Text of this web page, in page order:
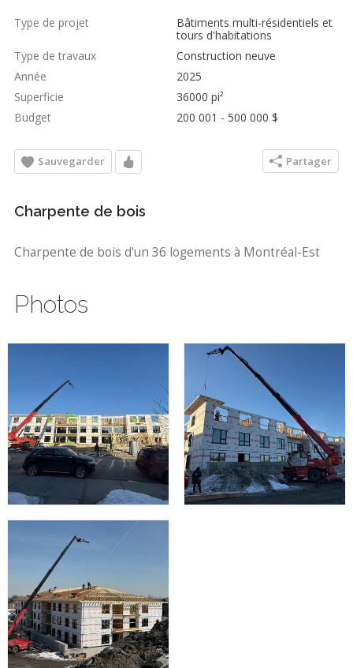
Type de projet
Bâtiments multi-résidentiels et
tours d'habitations
Type de travaux
Construction neuve
Année
2025
Superficie
36000 pi²
Budget
200 001 - 500 000 $
Sauvegarder Partager
Charpente de bois
Charpente de bois d'un 36 logements à Montréal-Est
Photos